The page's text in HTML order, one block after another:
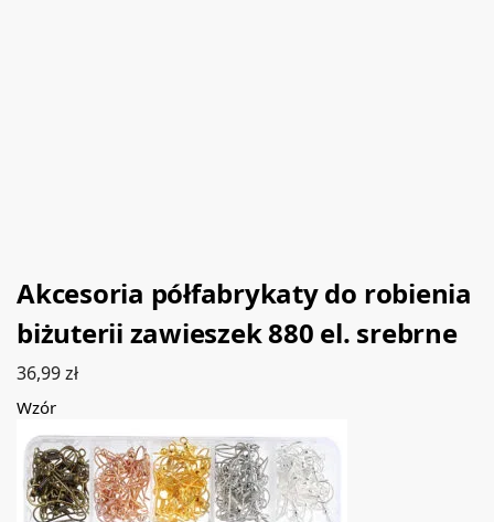
Akcesoria półfabrykaty do robienia
biżuterii zawieszek 880 el. srebrne
36,99zł
Wzór